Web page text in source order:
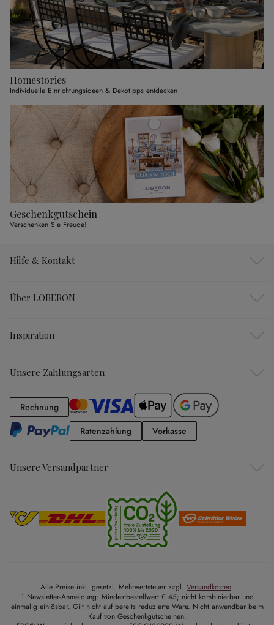
Homestories
Individuelle Einrichtungsideen & Dekotipps entdecken
Geschenkgutschein
Verschenken Sie Freude!
Hilfe & Kontakt
Über LOBERON
Inspiration
Unsere Zahlungsarten
RechnungRechnung
RatenzahlungRatenzahlung
Vorkasse
Unsere Versandpartner
Alle Preise inkl. gesetzl. Mehrwertsteuer zzgl. Versandkosten.
¹ Newsletter-Anmeldung: Mindestbestellwert € 45; nicht kombinierbar und
einmalig einlösbar. Gilt nicht auf bereits reduzierte Ware. Nicht anwendbar beim
Kauf von Geschenkgutscheinen.